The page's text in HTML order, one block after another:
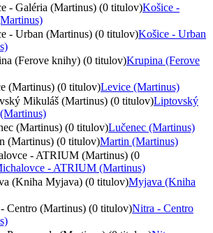
- Galéria (Martinus) (0 titulov)Košice -
- Urban (Martinus) (0 titulov)Košice - Urban
(Ferove knihy) (0 titulov)Krupina (Ferove
(Martinus) (0 titulov)Levice (Martinus)
Mikuláš (Martinus) (0 titulov)Liptovský
(Martinus) (0 titulov)Lučenec (Martinus)
(Martinus) (0 titulov)Martin (Martinus)
- ATRIUM (Martinus) (0
- ATRIUM (Martinus)
(Kniha Myjava) (0 titulov)Myjava (Kniha
Centro (Martinus) (0 titulov)Nitra - Centro